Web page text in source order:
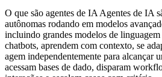
O que são agentes de IA Agentes de IA
autônomas rodando em modelos
incluindo grandes modelos de
chatbots, aprendem com contexto, se
agem independentemente para alcançar
acessam bases de dado, disparam